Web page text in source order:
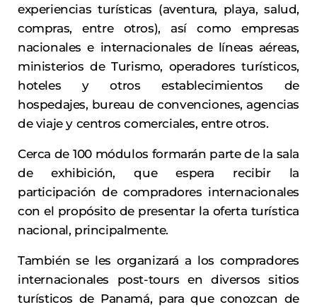
experiencias turísticas (aventura, playa, salud,
compras, entre otros), así como empresas
nacionales e internacionales de líneas aéreas,
ministerios de Turismo, operadores turísticos,
hoteles y otros establecimientos de
hospedajes, bureau de convenciones, agencias
de viaje y centros comerciales, entre otros.
Cerca de 100 módulos formarán parte de la sala
de exhibición, que espera recibir la
participación de compradores internacionales
con el propósito de presentar la oferta turística
nacional, principalmente.
También se les organizará a los compradores
internacionales post-tours en diversos sitios
turísticos de Panamá, para que conozcan de